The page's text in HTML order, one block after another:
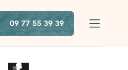
09 77 55 39 39